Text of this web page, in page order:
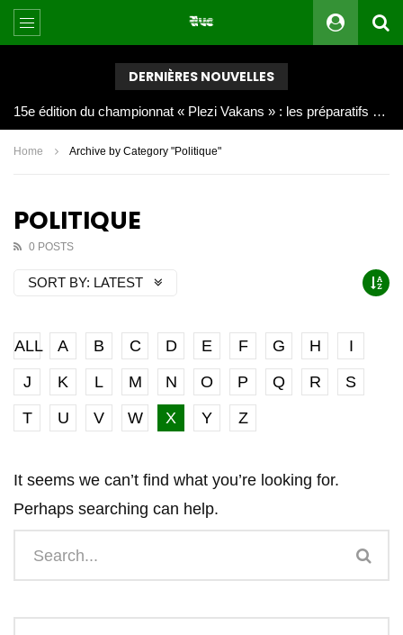
DERNIÈRES NOUVELLES
Joy Clerf Derisier, sur les traces de son père : évangéliser par la musique
Home Archive by Category "Politique"
POLITIQUE
0 POSTS
SORT BY: LATEST
ALL A B C D E F G H
I
J
K L M N O P Q R
S
T
U V W X Y Z
It seems we can’t find what you’re looking for.
Perhaps searching can help.